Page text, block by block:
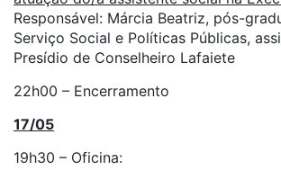
Responsável: Márcia Beatriz, pós-
Serviço Social e Políticas Públicas,
Presídio de Conselheiro Lafaiete
22h00 – Encerramento
17/05
19h30 – Oficina: